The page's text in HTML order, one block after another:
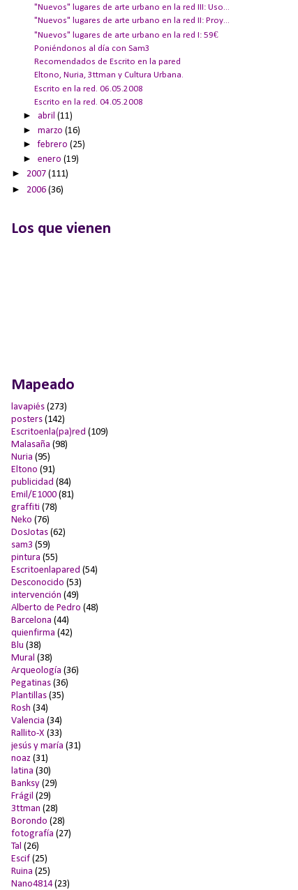
"Nuevos" lugares de arte urbano en la red III: Uso...
"Nuevos" lugares de arte urbano en la red II: Proy...
"Nuevos" lugares de arte urbano en la red I: 59€
Poniéndonos al día con Sam3
Recomendados de Escrito en la pared
Eltono, Nuria, 3ttman y Cultura Urbana.
Escrito en la red. 06.05.2008
Escrito en la red. 04.05.2008
► abril(11)
►marzo(16)
►febrero(25)
►enero(19)
► 2007 (111)
► 2006 (36)
Los que vienen
Mapeado
lavapiés (273)
posters (142)
Escritoenla(pa)red (109)
Malasaña (98)
Nuria (95)
Eltono (91)
publicidad (84)
Emil/E1000 (81)
graffiti (78)
Neko (76)
DosJotas (62)
sam3 (59)
pintura (55)
Escritoenlapared (54)
Desconocido (53)
intervención (49)
Alberto de Pedro (48)
Barcelona (44)
quienfirma (42)
Blu (38)
Mural (38)
Arqueología (36)
Pegatinas (36)
Plantillas (35)
Rosh (34)
Valencia (34)
Rallito-X (33)
jesús y maría (31)
noaz (31)
latina (30)
Banksy (29)
Frágil (29)
3ttman (28)
Borondo (28)
fotografía (27)
Tal (26)
Escif (25)
Ruina (25)
Nano4814 (23)